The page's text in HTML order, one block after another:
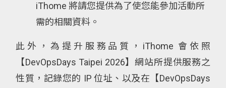
iThome 將請您提供為了使您能參加活動所
需的相關資料。
此外，為提升服務品質，iThome 會依照
【DevOpsDays Taipei 2026】網站所提供服務之
性質，記錄您的 IP 位址、以及在【DevOpsDays